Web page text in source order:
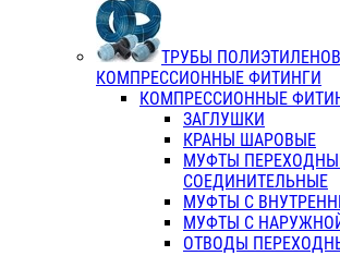
ТРУБЫ
КОМПРЕССИОННЫЕ ФИТИНГИ
КОМПРЕССИОННЫЕ
ЗАГЛУШКИ
КРАНЫ ШАРОВЫЕ
МУФТЫ
СОЕДИНИТЕЛЬНЫЕ
МУФТЫ С
МУФТЫ С
ОТВОДЫ